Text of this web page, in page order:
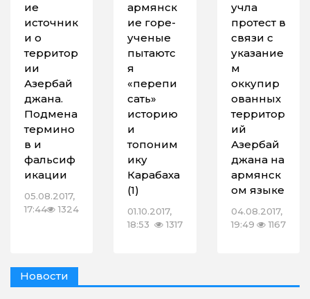
ие
источник
и о
территор
ии
Азербай
джана.
Подмена
термино
в и
фальсиф
икации
05.08.2017,
17:44
1324
армянск
ие горе-
ученые
пытаютс
я
«перепи
сать»
историю
и
топоним
ику
Карабаха
(1)
01.10.2017,
18:53
1317
учла
протест в
связи с
указание
м
оккупир
ованных
территор
ий
Азербай
джана на
армянск
ом языке
04.08.2017,
19:49
1167
Новости